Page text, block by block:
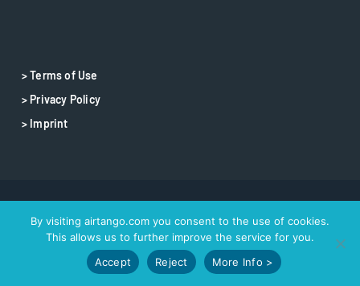
> Terms of Use
> Privacy Policy
> Imprint
By visiting airtango.com you consent to the use of cookies.
This allows us to further improve the service for you.
Accept
Reject More Info >